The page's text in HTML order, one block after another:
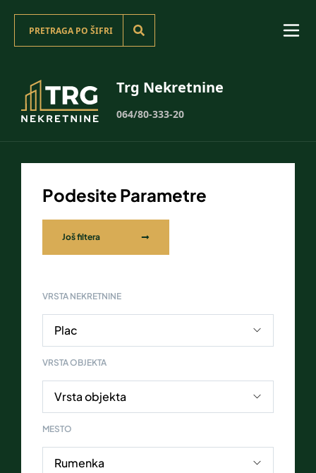
Trg Nekretnine
064/80-333-20
Podesite Parametre
Još filtera
VRSTA NEKRETNINE
VRSTA OBJEKTA
MESTO